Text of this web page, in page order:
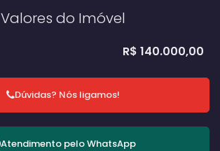
Valores do Imóvel
R$ 140.000,00
Dúvidas? Nós ligamos!
Atendimento peloWhatsApp